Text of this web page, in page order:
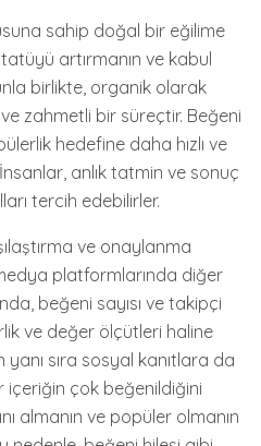
sahip doğal bir eğilime
artırmanın ve kabul
birlikte, organik olarak
zahmetli bir süreçtir. Beğeni
hedefine daha hızlı ve
anlık tatmin ve sonuç
tercih edebilirler.
ve onaylanma
platformlarında diğer
beğeni sayısı ve takipçi
ve değer ölçütleri haline
sıra sosyal kanıtlara da
içeriğin çok beğenildiğini
almanın ve popüler olmanın